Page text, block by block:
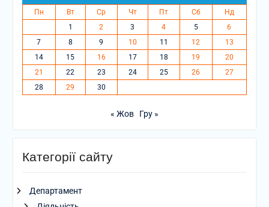
Пн Вт Ср Чт Пт Сб
Нд
1
2 3 4 5
6
7
8 9 10 11 12
13
14
15 16 17 18 19
20
21
22 23 24 25 26
27
28
29 30
« Жов Гру »
Категорії сайту
Департамент